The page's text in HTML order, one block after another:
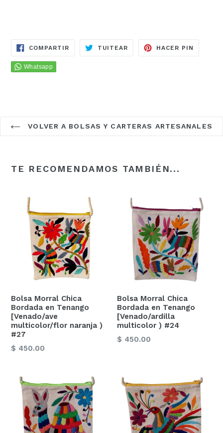
COMPARTIRCOMPARTIR
EN
TUITEAR TUITEARHACER PIN
VOLVER A BOLSAS Y CARTERAS ARTESANALES
TE RECOMENDAMOS TAMBIÉN...
Bolsa Morral Chica
Bordada en Tenango
[Venado/ave
multicolor/flor naranja )
#27
Precio
$ 450.00
Bolsa Morral Chica
Bordada en Tenango
[Venado/ardilla
multicolor ) #24
Precio
$ 450.00